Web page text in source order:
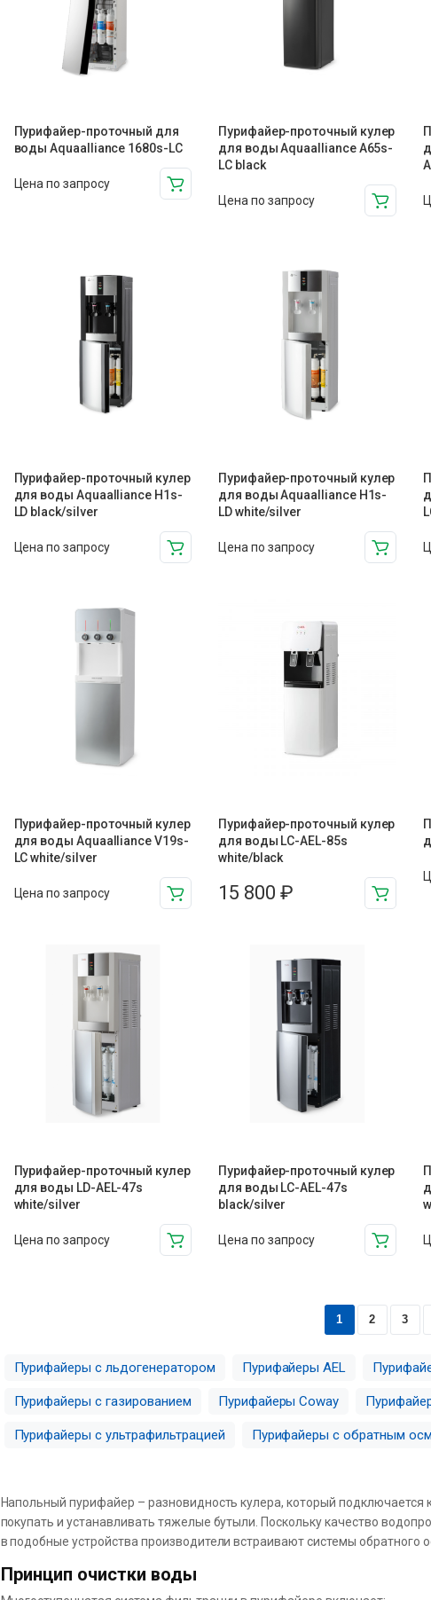
Пурифайер-проточный для
воды Aquaalliance 1680s-LC
Цена по запросу
Пурифайер-проточный кулер
для воды Aquaalliance A65s-
LC black
Цена по запросу
Пурифайер-проточный кулер
для воды Aquaalliance H1s-
LD black/silver
Цена по запросу
Пурифайер-проточный кулер
для воды Aquaalliance H1s-
LD white/silver
Цена по запросу
Пурифайер-проточный кулер
для воды Aquaalliance V19s-
LC white/silver
Цена по запросу
Пурифайер-проточный кулер
для воды LC-AEL-85s
white/black
15 800 ₽
Пурифайер-проточный кулер
для воды LD-AEL-47s
white/silver
Цена по запросу
Пурифайер-проточный кулер
для воды LС-AEL-47s
black/silver
Цена по запросу
1 2 3
Пурифайеры с льдогенератором Пурифайеры AEL
Пурифайеры с газированием Пурифайеры Coway
Пурифайеры с ультрафильтрацией Пурифайеры с обратным
Напольный пурифайер – разновидность кулера, который
покупать и устанавливать тяжелые бутыли. Поскольку качество
в подобные устройства производители встраивают системы
Принцип очистки воды